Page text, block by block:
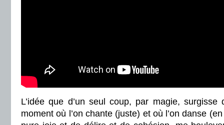
L’idée que d’un seul coup, par magie,
moment où l’on chante (juste) et où l’on danse